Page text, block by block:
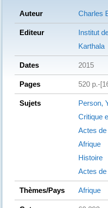
Auteur Charles
Editeur
Institut
Karthala
Dates 2015
Pages 520 p.-
Sujets
Person,
Critique
Actes
Afrique
Histoire
Actes
Thèmes/Pays Afrique